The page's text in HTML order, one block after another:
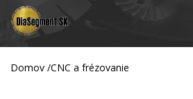
Prejsť
obsah
Domov /CNC a frézovanie
š
Späť
Späť
Č